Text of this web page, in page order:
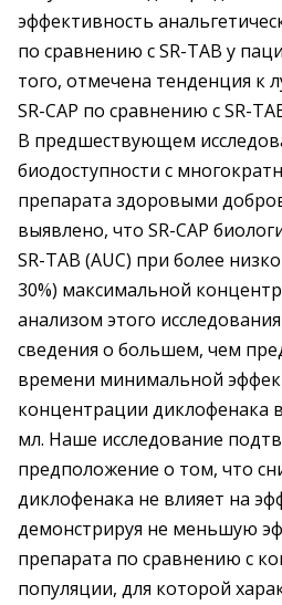
эффективность
по сравнению с SR-ТAВ у
того, отмечена тенденция к
SR-CAP по сравнению с SR-
В предшествующем
биодоступности с
препарата здоровыми
выявлено, что SR-CAP
SR-ТAВ (AUC) при более
30%) максимальной
анализом этого
сведения о большем, чем
времени минимальной
концентрации диклофенака
мл. Наше исследование
предположение о том, что
диклофенака не влияет на
демонстрируя не меньшую
препарата по сравнению с
популяции, для которой